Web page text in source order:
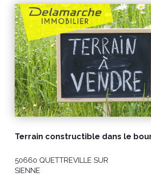
: - Surface : environ 4 500m². - Prix : 69 000€
honoraires charge vendeur. - Référence : 9896DP Lot
1 « Les informations sur les risques auxquels ce bien
est exposé sont disponibles sur le
www.georisques.gouv.fr » Pour visiter, contactez
l'agence DELAMARCHE immobilier
SUR MER au 02 33 46 96 79.
50660 QUETTREVILLE SUR
SIENNE